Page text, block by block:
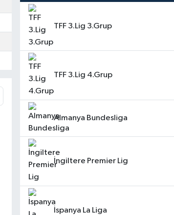
TFF 3.Lig 3.Grup
TFF 3.Lig 4.Grup
Almanya Bundesliga
İngiltere Premier Lig
İspanya La Liga